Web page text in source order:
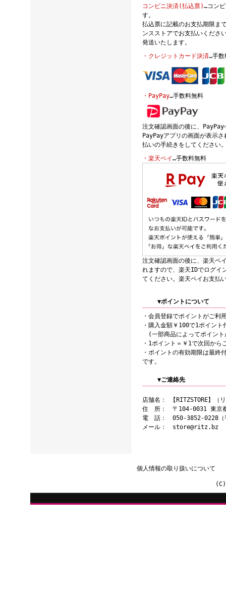
コンビニ決済(払込票)…コン
す。
払込票に記載のお支払期限ま
ンスストアでお支払いくださ
発送いたします。
・クレジットカード決済…手数
・PayPay…手数料無料
注文確認画面の後に、
PayPayアプリの画面が表示
払いの手続きをしてください
・楽天ペイ…手数料無料
注文確認画面の後に、楽天ペ
れますので、楽天IDでログイ
てください。楽天ペイお支払
▼ポイントについて
・会員登録でポイントがご利
・購入金額￥100で1ポイント
(一部商品によってポイン
・1ポイント＝￥1で次回から
・ポイントの有効期限は最終
です。
▼ご連絡先
店舗名： 【RITZSTORE】（
住 所： 〒104-0031 東京
電 話： 050-3852-0228（
メール： store@ritz.bz
個人情報の取り扱いについて